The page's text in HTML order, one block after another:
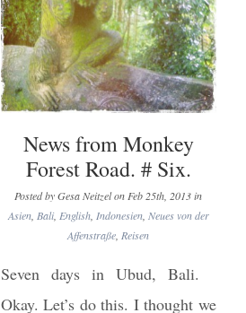
News from Monkey
Forest Road. # Six.
Posted by Gesa Neitzel on Feb 25th, 2013 in
Asien, Bali, English, Indonesien, Neues von der
Affenstraße Reisen
Seven days in Ubud, Bali.
Okay. Let’s do this. I thought we